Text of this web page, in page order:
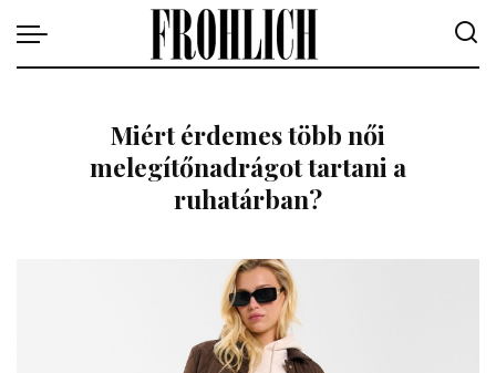
Miért érdemes több női
melegítőnadrágot tartani a
ruhatárban?